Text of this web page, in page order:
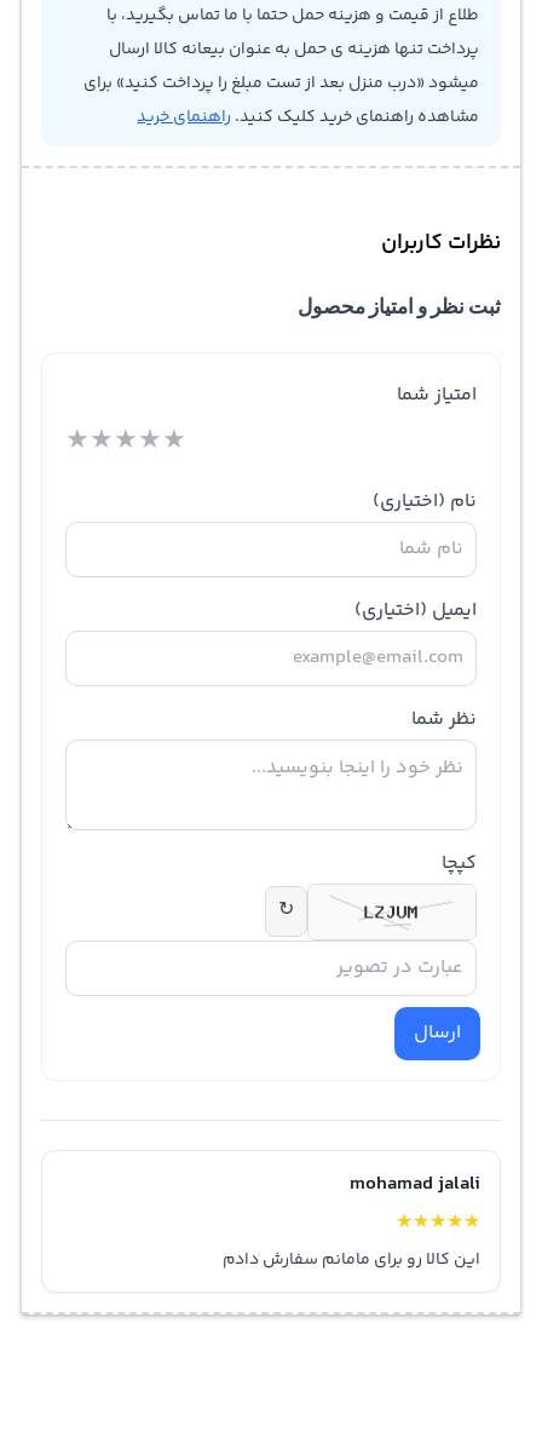
طلاع از قیمت و هزینه حمل حتما با ما تماس بگیرید، با
پرداخت تنها هزینه ی حمل به عنوان بیعانه کالا ارسال
میشود «درب منزل بعد از تست مبلغ را پرداخت کنید» برای
مشاهده راهنمای خرید کلیک کنید. راهنمای خرید
نظرات کاربران
ثبت نظر و امتیاز محصول
امتیاز شما
★★★★★
نام (اختیاری)
ایمیل (اختیاری)
نظر شما
کپچا
↻
ارسال
mohamad jalali
★
★
★
★
★
این کالا رو برای مامانم سفارش دادم